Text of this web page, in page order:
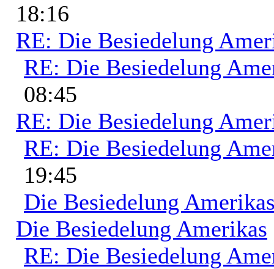
18:16
RE: Die Besiedelung
RE: Die Besiedelung
08:45
RE: Die Besiedelung
RE: Die Besiedelung
19:45
Die Besiedelung
Die Besiedelung Amerikas
RE: Die Besiedelung